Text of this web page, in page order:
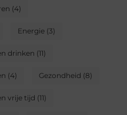
(4)
Energie(3)
drinken (11)
(4) Gezondheid (8)
vrije tijd (11)